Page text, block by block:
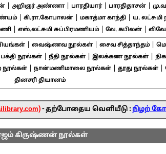
அறிஞர் அண்ணா| பாரதியார்| பாரதிதாசன்
| கி.ரா.கோபாலன்| மகாத்மா காந்தி| ய.
எஸ்.லட்சுமி சுப்பிரமணியம்| வே. கபிலன்
| வைஷ்ணவ நூல்கள்| சைவ சித்தாந்தம்|
பக்தி நூல்கள்| நீதி நூல்கள்| இலக்கண நூல்கள்|
நூல்கள்| நான்மணிமாலை நூல்கள்| தூது நூல்கள்|
தினசரி தியானம்
- தற்போதைய வெளியீடு : நிழற்
கிருஷ்ணன் நூல்கள்